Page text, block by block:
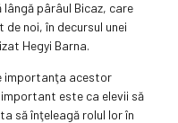
pârâul Bicaz, care
noi, în decursul unei
Hegyi Barna.
importanţa acestor
este ca elevii să
să înţeleagă rolul lor în